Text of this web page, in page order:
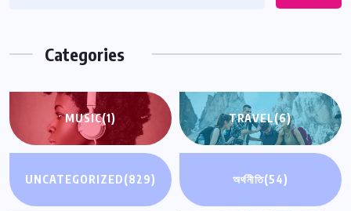
Categories
MUSIC(1) TRAVEL(6)
UNCATEGORIZED(829) অর্থনীতি(54)